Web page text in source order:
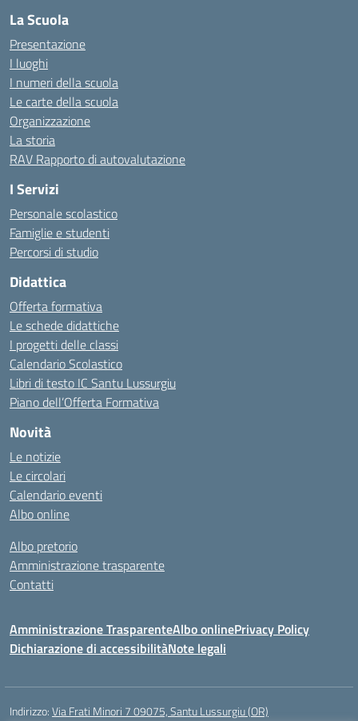
La Scuola
Presentazione
I luoghi
I numeri della scuola
Le carte della scuola
Organizzazione
La storia
RAV Rapporto di autovalutazione
I Servizi
Personale scolastico
Famiglie e studenti
Percorsi di studio
Didattica
Offerta formativa
Le schede didattiche
I progetti delle classi
Calendario Scolastico
Libri di testo IC Santu Lussurgiu
Piano dell’Offerta Formativa
Novità
Le notizie
Le circolari
Calendario eventi
Albo online
Albo pretorio
Amministrazione trasparente
Contatti
Amministrazione TrasparenteAlbo onlinePrivacy Policy
Dichiarazione di accessibilitàNote legali
Indirizzo:Via Frati Minori 7 09075, Santu Lussurgiu (OR)